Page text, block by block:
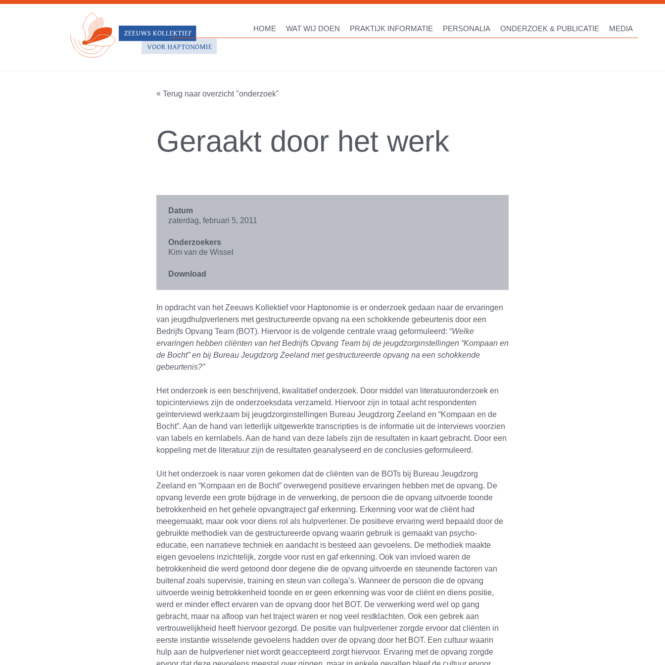
HOME WAT WIJ DOEN PRAKTIJK INFORMATIE PERSONALIA ONDERZOEK & PUBLICATIE MEDIA
Terug naar overzicht "onderzoek"
Geraakt door het werk
Datum
zaterdag, februari 5, 2011
Onderzoekers
Kim van de Wissel
Download
In opdracht van het Zeeuws Kollektief voor Haptonomie is er onderzoek gedaan naar de ervaringen
van jeugdhulpverleners met gestructureerde opvang na een schokkende gebeurtenis door een
Bedrijfs Opvang Team (BOT). Hiervoor is de volgende centrale vraag geformuleerd: “Welke
ervaringen hebben cliënten van het Bedrijfs Opvang Team bij de jeugdzorginstellingen “Kompaan en
de Bocht” en bij Bureau Jeugdzorg Zeeland met gestructureerde opvang na een schokkende
gebeurtenis?”
Het onderzoek is een beschrijvend, kwalitatief onderzoek. Door middel van literatuuronderzoek en
topicinterviews zijn de onderzoeksdata verzameld. Hiervoor zijn in totaal acht respondenten
geïnterviewd werkzaam bij jeugdzorginstellingen Bureau Jeugdzorg Zeeland en “Kompaan en de
Bocht”. Aan de hand van letterlijk uitgewerkte transcripties is de informatie uit de interviews voorzien
van labels en kernlabels. Aan de hand van deze labels zijn de resultaten in kaart gebracht. Door een
koppeling met de literatuur zijn de resultaten geanalyseerd en de conclusies geformuleerd.
Uit het onderzoek is naar voren gekomen dat de cliënten van de BOTs bij Bureau Jeugdzorg
Zeeland en “Kompaan en de Bocht” overwegend positieve ervaringen hebben met de opvang. De
opvang leverde een grote bijdrage in de verwerking, de persoon die de opvang uitvoerde toonde
betrokkenheid en het gehele opvangtraject gaf erkenning. Erkenning voor wat de cliënt had
meegemaakt, maar ook voor diens rol als hulpverlener. De positieve ervaring werd bepaald door de
gebruikte methodiek van de gestructureerde opvang waarin gebruik is gemaakt van psycho-
educatie, een narratieve techniek en aandacht is besteed aan gevoelens. De methodiek maakte
eigen gevoelens inzichtelijk, zorgde voor rust en gaf erkenning. Ook van invloed waren de
betrokkenheid die werd getoond door degene die de opvang uitvoerde en steunende factoren van
buitenaf zoals supervisie, training en steun van collega’s. Wanneer de persoon die de opvang
uitvoerde weinig betrokkenheid toonde en er geen erkenning was voor de cliënt en diens positie,
werd er minder effect ervaren van de opvang door het BOT. De verwerking werd wel op gang
gebracht, maar na afloop van het traject waren er nog veel restklachten. Ook een gebrek aan
vertrouwelijkheid heeft hiervoor gezorgd. De positie van hulpverlener zorgde ervoor dat cliënten in
eerste instantie wisselende gevoelens hadden over de opvang door het BOT. Een cultuur waarin
hulp aan de hulpverlener niet wordt geaccepteerd zorgt hiervoor. Ervaring met de opvang zorgde